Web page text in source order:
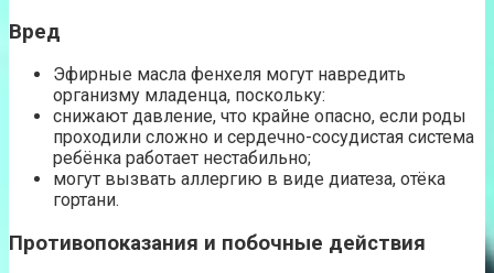
Вред
Эфирные масла фенхеля могут навредить
организму младенца, поскольку:
снижают давление, что крайне опасно, если роды
проходили сложно и сердечно-сосудистая система
ребёнка работает нестабильно;
могут вызвать аллергию в виде диатеза, отёка
гортани.
Противопоказания и побочные действия